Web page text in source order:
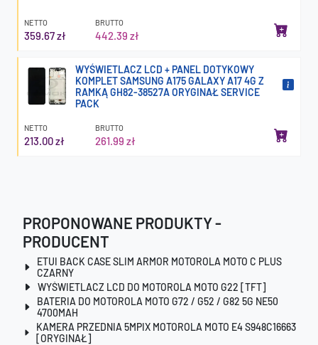
NETTO
359.67 zł
BRUTTO
442.39 zł
WYŚWIETLACZ LCD + PANEL DOTYKOWY
KOMPLET SAMSUNG A175 GALAXY A17 4G Z
RAMKĄ GH82-38527A ORYGINAŁ SERVICE
PACK
NETTO
213.00 zł
BRUTTO
261.99 zł
PROPONOWANE PRODUKTY -
PRODUCENT
ETUI BACK CASE SLIM ARMOR MOTOROLA MOTO C PLUS
CZARNY
WYŚWIETLACZ LCD DO MOTOROLA MOTO G22 [TFT]
BATERIA DO MOTOROLA MOTO G72 / G52 / G82 5G NE50
4700MAH
KAMERA PRZEDNIA 5MPIX MOTOROLA MOTO E4 S948C16663
[ORYGINAŁ]